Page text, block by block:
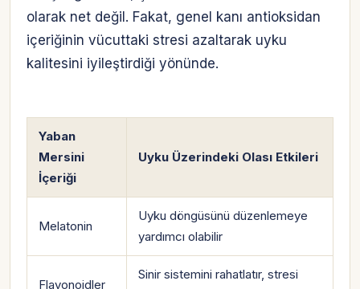
olarak net değil. Fakat, genel kanı antioksidan
içeriğinin vücuttaki stresi azaltarak uyku
kalitesini iyileştirdiği yönünde.
Yaban
Mersini
İçeriği
Uyku Üzerindeki Olası Etkileri
Melatonin
Uyku döngüsünü düzenlemeye
yardımcı olabilir
Flavonoidler
Sinir sistemini rahatlatır, stresi